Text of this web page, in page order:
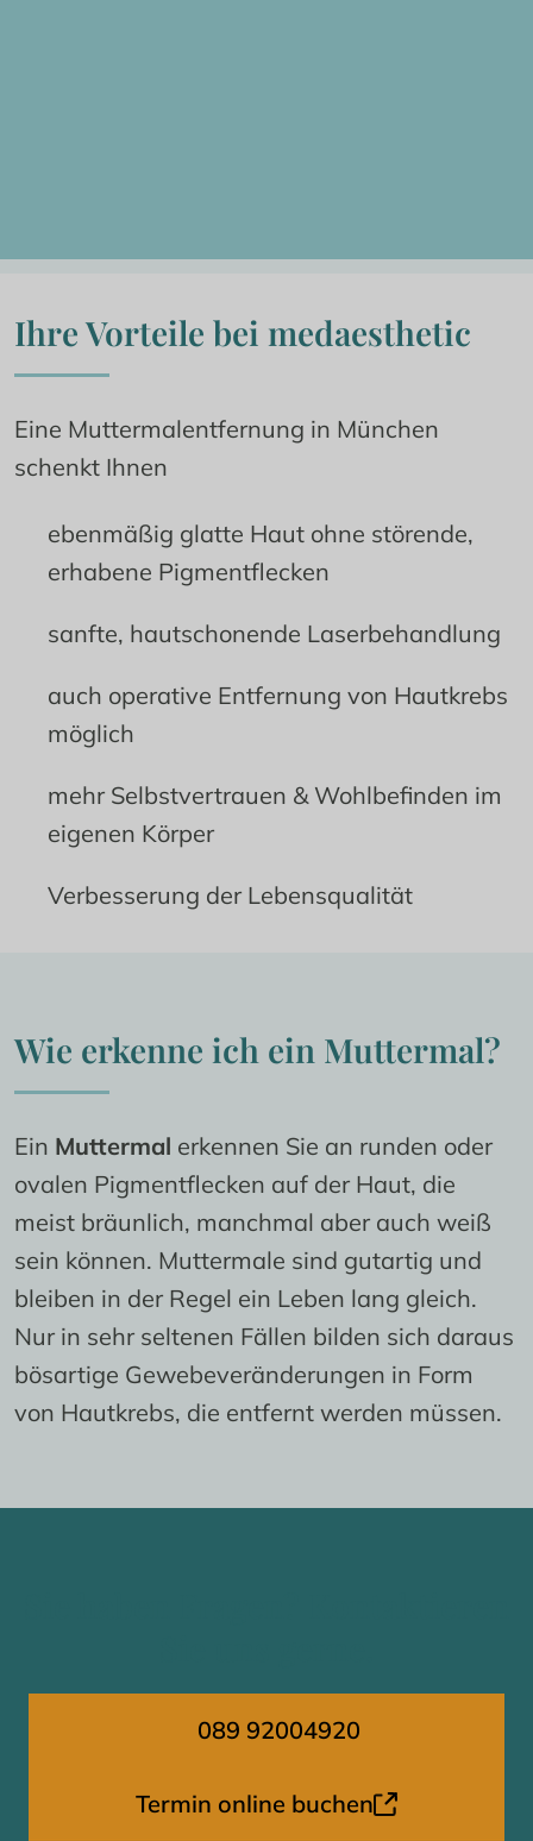
Ihre Vorteile bei medaesthetic
Eine Muttermalentfernung in München
schenkt Ihnen
ebenmäßig glatte Haut ohne störende,
erhabene Pigmentflecken
sanfte, hautschonende Laserbehandlung
auch operative Entfernung von Hautkrebs
möglich
mehr Selbstvertrauen & Wohlbefinden im
eigenen Körper
Verbesserung der Lebensqualität
Wie erkenne ich ein Muttermal?
Ein Muttermal erkennen Sie an runden oder
ovalen Pigmentflecken auf der Haut, die
meist bräunlich, manchmal aber auch weiß
sein können. Muttermale sind gutartig und
bleiben in der Regel ein Leben lang gleich.
Nur in sehr seltenen Fällen bilden sich daraus
bösartige Gewebeveränderungen in Form
von Hautkrebs, die entfernt werden müssen.
089 92004920
Termin online buchen